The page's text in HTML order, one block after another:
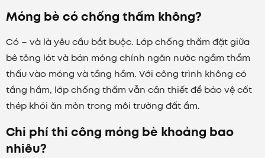
Móng bè có chống thấm không?
Có – và là yêu cầu bắt buộc. Lớp chống thấm đặt giữa
bê tông lót và bản móng chính ngăn nước ngầm thẩm
thấu vào móng và tầng hầm. Với công trình không có
tầng hầm, lớp chống thấm vẫn cần thiết để bảo vệ cốt
thép khỏi ăn mòn trong môi trường đất ẩm.
Chi phí thi công móng bè khoảng bao
nhiêu?